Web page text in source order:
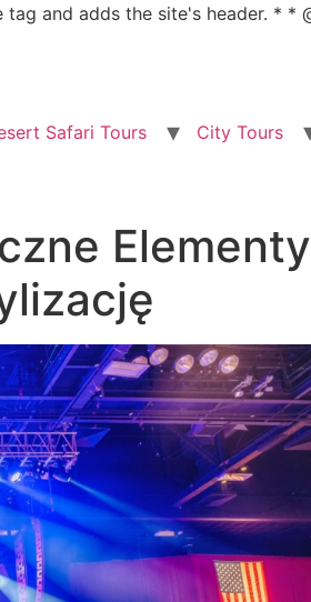
and adds the site's header. * *
Safari Tours City Tours
Elementy